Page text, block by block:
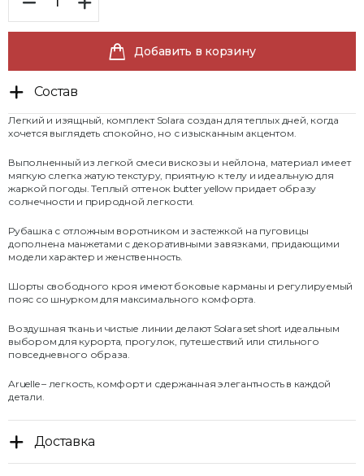
Добавить в корзину
Состав
Легкий и изящный, комплект Solara создан для теплых дней, когда
хочется выглядеть спокойно, но с изысканным акцентом.
Выполненный из легкой смеси вискозы и нейлона, материал имеет
мягкую слегка жатую текстуру, приятную к телу и идеальную для
жаркой погоды. Теплый оттенок butter yellow придает образу
солнечности и природной легкости.
Рубашка с отложным воротником и застежкой на пуговицы
дополнена манжетами с декоративными завязками, придающими
модели характер и женственность.
Шорты свободного кроя имеют боковые карманы и регулируемый
пояс со шнурком для максимального комфорта.
Воздушная ткань и чистые линии делают Solara set short идеальным
выбором для курорта, прогулок, путешествий или стильного
повседневного образа.
Aruelle – легкость, комфорт и сдержанная элегантность в каждой
детали.
Доставка